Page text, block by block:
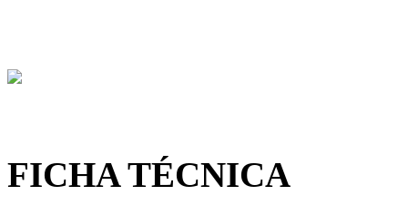
FICHA TÉCNICA